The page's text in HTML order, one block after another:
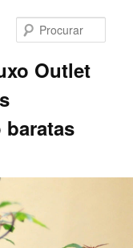
Outlet
baratas